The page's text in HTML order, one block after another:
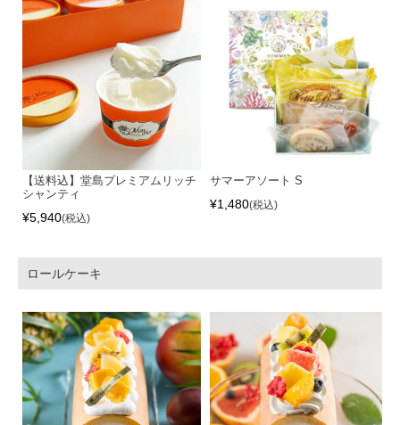
【送料込】堂島プレミアムリッチ
シャンティ
¥5,940 税込
サマーアソート S
¥1,480 税込
ロールケーキ